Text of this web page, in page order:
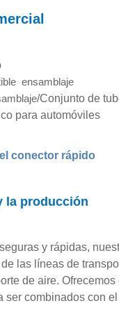
ensamblaje
/Conjunto de
para automóviles
conector rápido
la producción
y rápidas,
las líneas de
de aire.
ser combinados con